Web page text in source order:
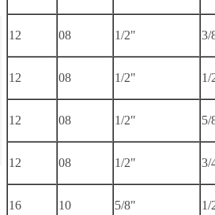
12 08 1/2" 3/
12 08 1/2" 1/
12 08 1/2" 5/
12 08 1/2" 3/
16 10 5/8" 1/